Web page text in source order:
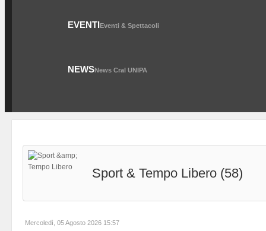
EVENTIEventi & Spettacoli
NEWSNews Cral UNIPA
Sport & Tempo Libero (58)
Mercoledì, 05 Agosto 2026 15:57